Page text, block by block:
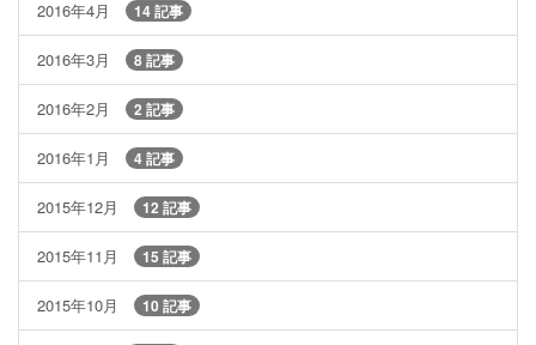
2016年4月 14 記事
2016年3月 8 記事
2016年2月 2 記事
2016年1月 4 記事
2015年12月 12 記事
2015年11月 15 記事
2015年10月 10 記事